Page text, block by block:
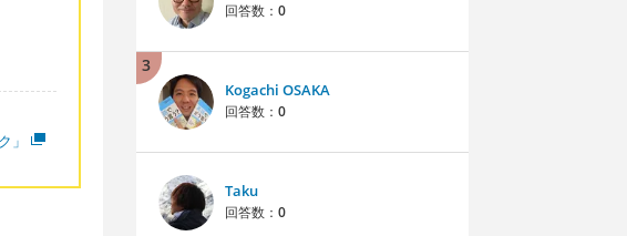
」
回答数： 0
3
Kogachi OSAKA
回答数： 0
Taku
回答数： 0